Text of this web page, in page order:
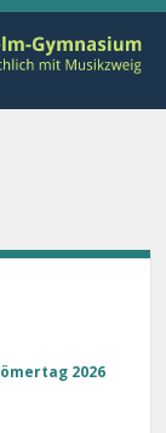
2026